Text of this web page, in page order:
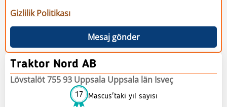
Gizlilik Politikası
Mesaj gönder
Traktor Nord AB
Lövstalöt 755 93 Uppsala Uppsala län Isveç
17 Mascus'taki yıl sayısı